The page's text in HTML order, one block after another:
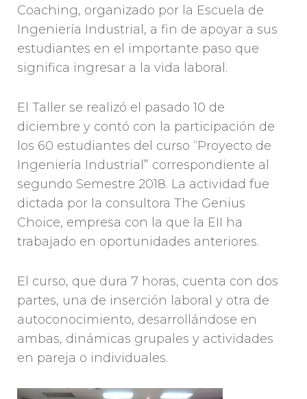
Coaching, organizado por la Escuela de
Ingeniería Industrial, a fin de apoyar a sus
estudiantes en el importante paso que
significa ingresar a la vida laboral.
El Taller se realizó el pasado 10 de
diciembre y contó con la participación de
los 60 estudiantes del curso “Proyecto de
Ingeniería Industrial” correspondiente al
segundo Semestre 2018. La actividad fue
dictada por la consultora The Genius
Choice, empresa con la que la EII ha
trabajado en oportunidades anteriores.
El curso, que dura 7 horas, cuenta con dos
partes, una de inserción laboral y otra de
autoconocimiento, desarrollándose en
ambas, dinámicas grupales y actividades
en pareja o individuales.